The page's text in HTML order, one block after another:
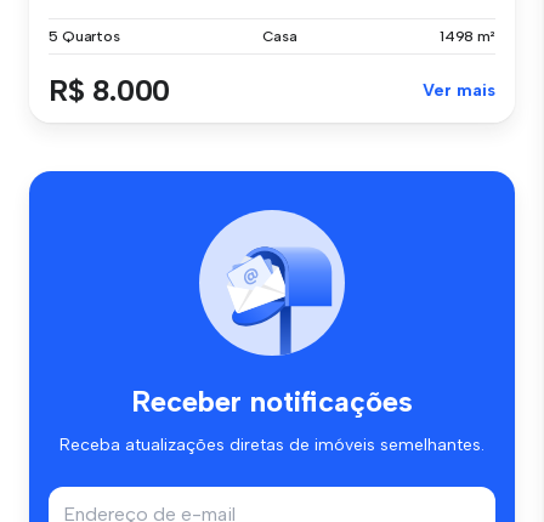
5 Quartos Casa 1498 m²
R$ 8.000 Ver mais
Receber notificações
Receba atualizações diretas de imóveis semelhantes.